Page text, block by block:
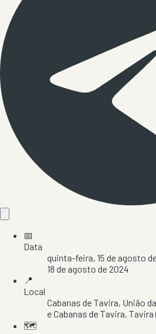
📅
Data
quinta-feira, 15 de agosto
18 de agosto de 2024
📍
Local
Cabanas de Tavira, União
e Cabanas de Tavira, Tavira
🗺️